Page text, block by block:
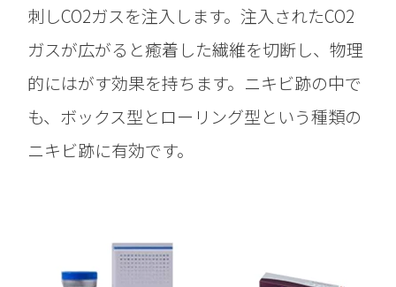
刺しCO2ガスを注入します。注入されたCO2
ガスが広がると癒着した繊維を切断し、物理
的にはがす効果を持ちます。ニキビ跡の中で
も、ボックス型とローリング型という種類の
ニキビ跡に有効です。